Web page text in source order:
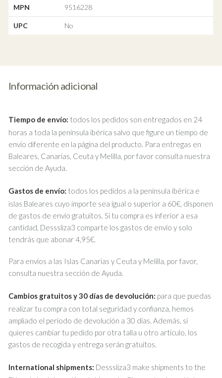
MPN 9516228
UPC No
Información adicional
Tiempo de envío: todos los pedidos son entregados en 24
horas a toda la península ibérica salvo que figure un tiempo de
envío diferente en la página del producto. Para entregas en
Baleares, Canarias, Ceuta y Melilla, por favor consulta nuestra
sección de Ayuda.
Gastos de envío: todos los pedidos a la península ibérica e
islas Baleares cuyo importe sea igual o superior a 60€, disponen
de gastos de envío gratuitos. Si tu compra es inferior a esa
cantidad, Desssliza3 comparte los gastos de envío y solo
tendrás que abonar 4,95€.
Para envíos a las Islas Canarias y Ceuta y Melilla, por favor,
consulta nuestra sección de Ayuda.
Cambios gratuitos y 30 días de devolución: para que puedas
realizar tu compra con total seguridad y confianza, hemos
ampliado el periodo de devolución a 30 días. Además, si
quieres cambiar tu pedido por otra talla u otro artículo, los
gastos de recogida y entrega serán gratuitos.
International shipments: Desssliza3 make shipments to the